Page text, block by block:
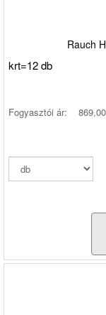
Rauch
krt=12 db
Fogyasztói ár: